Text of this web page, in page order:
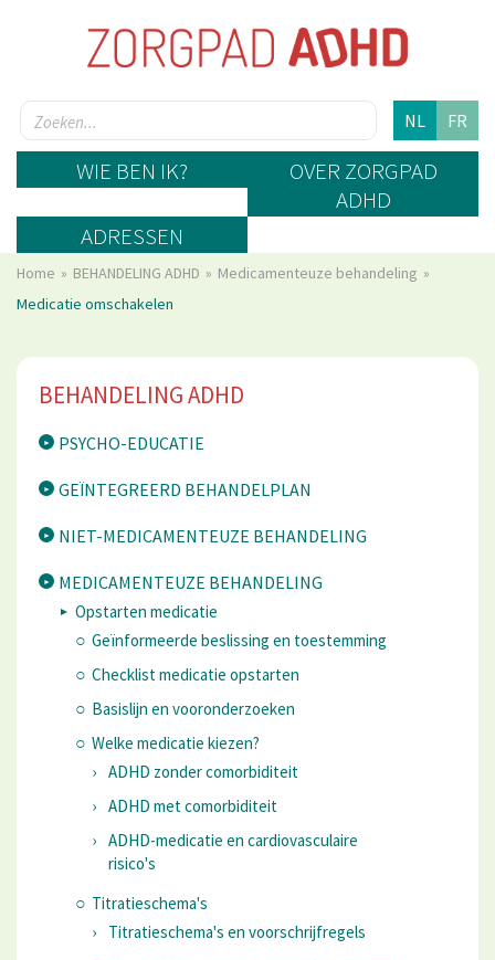
NL FR
WIE BEN IK?
OVER ZORGPAD
ADHD
ADRESSEN
Home BEHANDELING ADHD
Medicamenteuze behandeling
Medicatie omschakelen
BEHANDELING ADHD
PSYCHO-EDUCATIE
GEÏNTEGREERD BEHANDELPLAN
NIET-MEDICAMENTEUZE BEHANDELING
MEDICAMENTEUZE BEHANDELING
Opstarten medicatie
Geïnformeerde beslissing en toestemming
Checklist medicatie opstarten
Basislijn en vooronderzoeken
Welke medicatie kiezen?
ADHD zonder comorbiditeit
ADHD met comorbiditeit
ADHD-medicatie en cardiovasculaire
risico's
Titratieschema's
Titratieschema's en voorschrijfregels